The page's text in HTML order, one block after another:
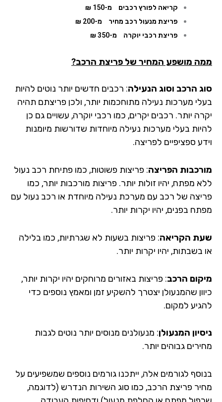
קריאה לפורץ רכבים
מ-150 ₪
פריצת מנעול רכב מחיר
מ-200 ₪
פריצת רכבי יוקרה
מ-350 ₪
מושפע המחיר של פריצת הרכב?
הרכב וסוג הנעילה: רכבים חדשים יותר נוטים להיות
מערכות נעילה מתוחכמות יותר, ולכן פריצתם תהיה
יותר. רכבים יקרים, כמו רכבי יוקרה, עשויים גם כן
בעלי מערכות נעילה מיוחדות שדורשות מיומנות
ספציפיים לפריצה.
הפריצה: פריצות פשוטות, כמו פתיחת רכב נעול
מפתח, יהיו זולות יותר. פריצות מורכבות יותר, כמו
של רכב עם מערכת נעילה מיוחדת או רכב נעול עם
בפנים, יהיו יקרות יותר.
הקריאה: פריצות בשעות לא שגרתיות, כמו בלילה
בשבתות, יהיו יקרות יותר.
הרכב: פריצות באזורים מרוחקים יהיו יקרות יותר,
שהמנעולן יצטרך להשקיע זמן ומאמץ נוספים כדי
למקום.
המנעולן: מנעולנים מנוסים יותר נוטים לגבות
גבוהים יותר.
לגורמים אלה, ייתכנו גורמים נוספים שמשפיעים על
פריצת הרכב, כמו סוג השירות הנדרש (לדוגמה,